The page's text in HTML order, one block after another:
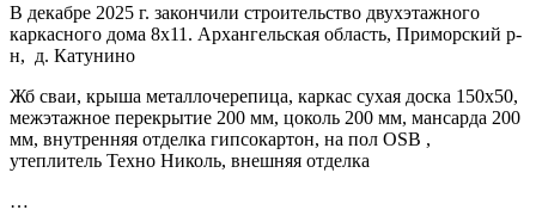
В декабре 2025 г. закончили строительство двухэтажного
каркасного дома 8х11. Архангельская область, Приморский р-
н, д. Катунино
Жб сваи, крыша металлочерепица, каркас сухая доска 150х50,
межэтажное перекрытие 200 мм, цоколь 200 мм, мансарда 200
мм, внутренняя отделка гипсокартон, на пол OSB ,
утеплитель Техно Николь, внешняя отделка
…